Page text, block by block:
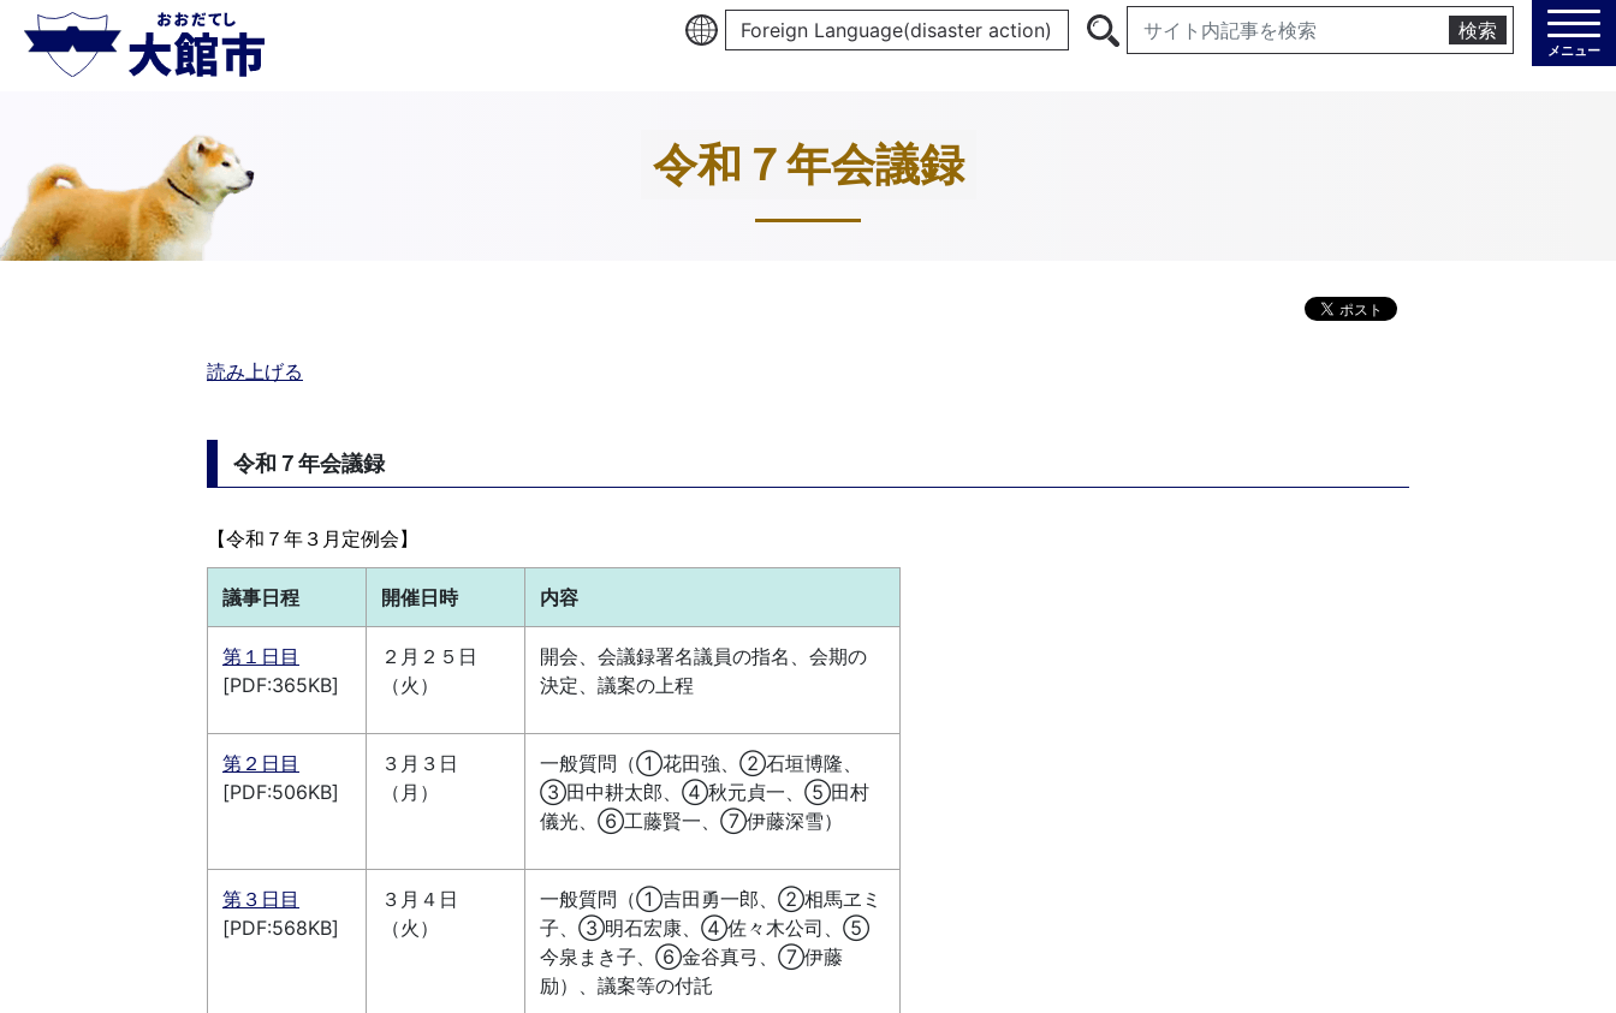
Foreign Language(disaster action) 検索
メニュー
令和７年会議録
読み上げる
令和７年会議録
【令和７年３月定例会】
議事日程 開催日時 内容
第１日目
[PDF:365KB]
２月２５日
（火）
開会、会議録署名議員の指名、会期の
決定、議案の上程
第２日目
[PDF:506KB]
３月３日
（月）
一般質問（①花田強、②石垣博隆、
③田中耕太郎、④秋元貞一、⑤田村
儀光、⑥工藤賢一、⑦伊藤深雪）
第３日目
[PDF:568KB]
３月４日
（火）
一般質問（①吉田勇一郎、②相馬ヱミ
子、③明石宏康、④佐々木公司、⑤
今泉まき子、⑥金谷真弓、⑦伊藤
励）、議案等の付託